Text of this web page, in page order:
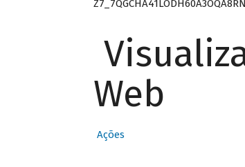
Web
Ações